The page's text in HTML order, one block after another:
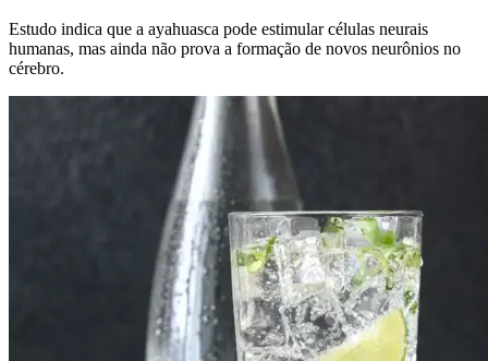
Estudo indica que a ayahuasca pode estimular células neurais
humanas, mas ainda não prova a formação de novos neurônios no
cérebro.